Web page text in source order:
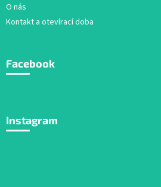
O nás
Kontakt a otevírací doba
Facebook
Instagram